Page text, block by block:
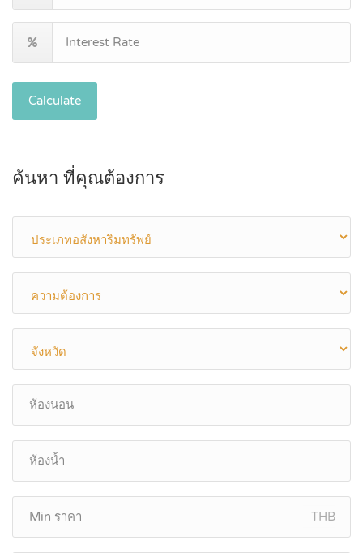
Calculate
ค้นหา ที่คุณต้องการ
THB